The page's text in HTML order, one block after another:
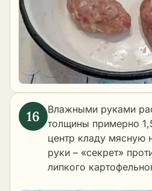
Влажными руками
толщины примерно
центр кладу мясную
руки – «секрет»
липкого